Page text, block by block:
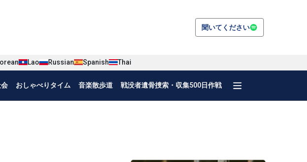
聞いてください
Lao Russian Spanish Thai
おしゃべりタイム 音楽散歩道 戦没者遺骨捜索・収集500日作戦